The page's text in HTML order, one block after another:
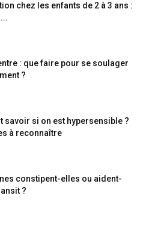
chez les enfants de 2 à 3 ans :
: que faire pour se soulager
?
savoir si on est hypersensible ?
à reconnaître
constipent-elles ou aident-
?